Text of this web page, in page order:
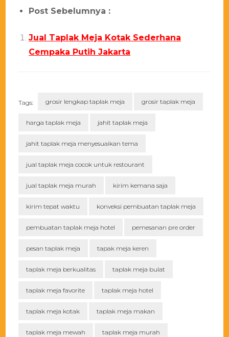
Post Sebelumnya :
Jual Taplak Meja Kotak Sederhana
Cempaka Putih Jakarta
Tags: grosir lengkap taplak meja grosir taplak meja
harga taplak meja jahit taplak meja
jahit taplak meja menyesuaikan tema
jual taplak meja cocok untuk restourant
jual taplak meja murah kirim kemana saja
kirim tepat waktu konveksi pembuatan taplak meja
pembuatan taplak meja hotel pemesanan pre order
pesan taplak meja tapak meja keren
taplak meja berkualitas taplak meja bulat
taplak meja favorite taplak meja hotel
taplak meja kotak taplak meja makan
taplak meja mewah taplak meja murah